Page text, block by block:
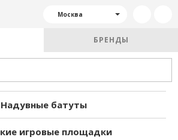
Москва
БРЕНДЫ
Надувные батуты
игровые площадки